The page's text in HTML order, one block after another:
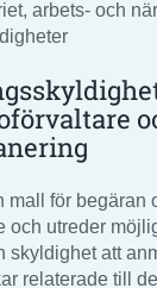
arbets- och
mall för begäran
och utreder
skyldighet att
relaterade till